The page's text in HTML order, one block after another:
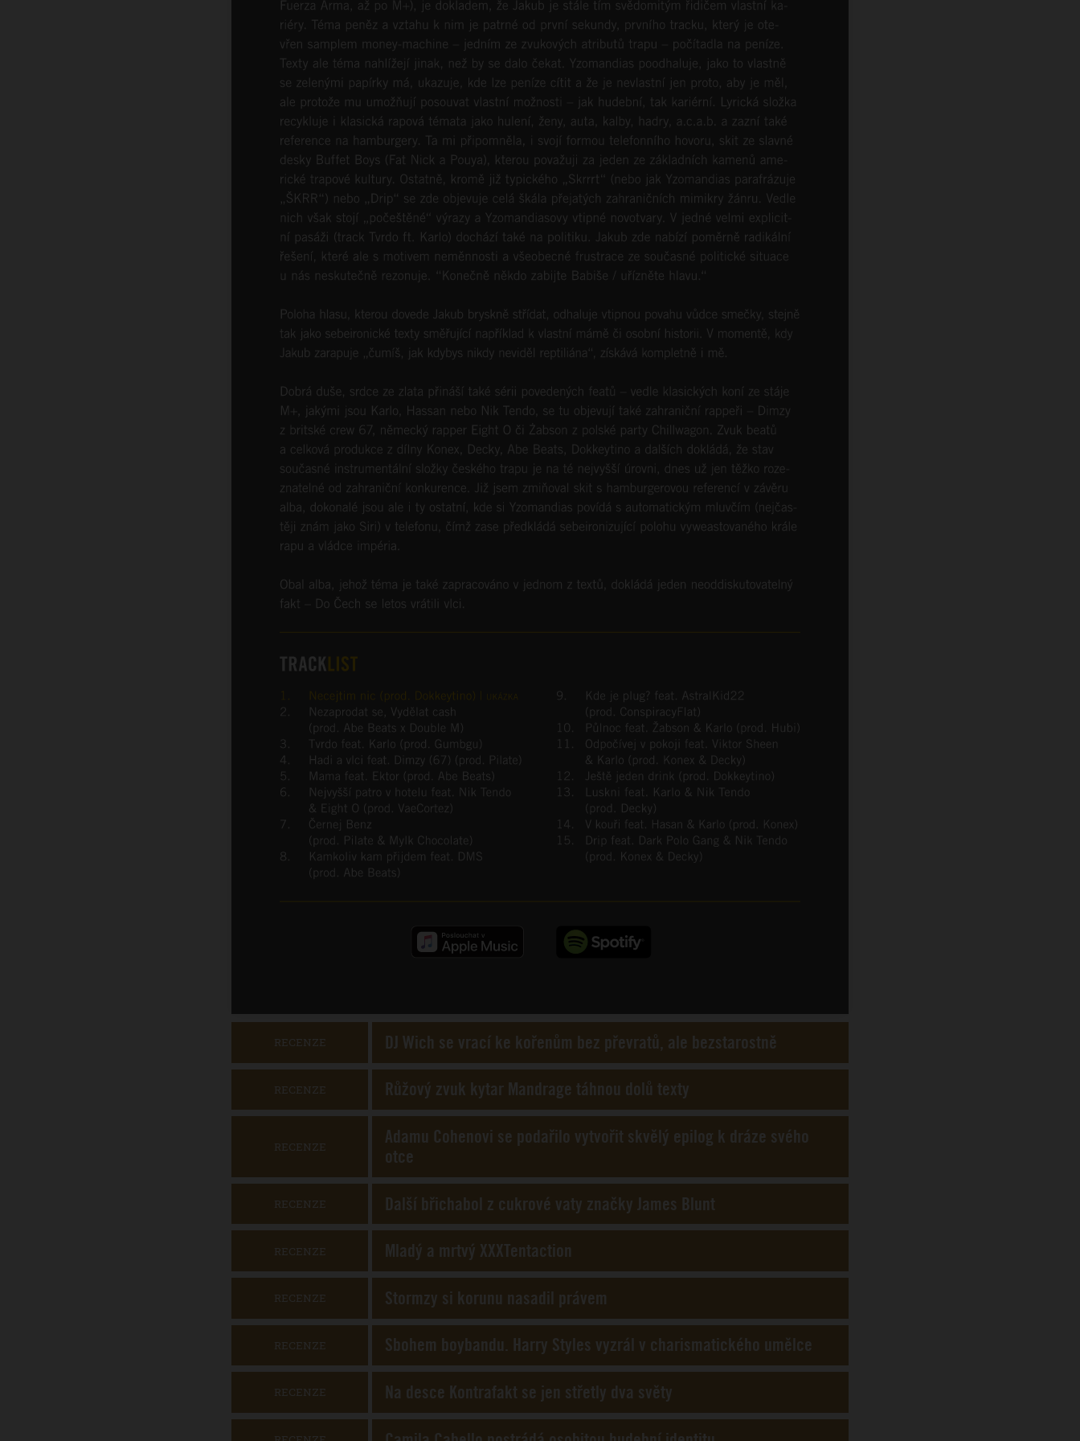
RECENZE DJ Wich se vrací ke kořenům bez převratů, ale bezstarostně
RECENZE Růžový zvuk kytar Mandrage táhnou dolů texty
RECENZE
Adamu Cohenovi se podařilo vytvořit skvělý epilog k dráze svého
otce
RECENZE Další břichabol z cukrové vaty značky James Blunt
RECENZE Mladý a mrtvý XXXTentaction
RECENZE Stormzy si korunu nasadil právem
RECENZE Sbohem boybandu. Harry Styles vyzrál v charismatického umělce
RECENZE Na desce Kontrafakt se jen střetly dva světy